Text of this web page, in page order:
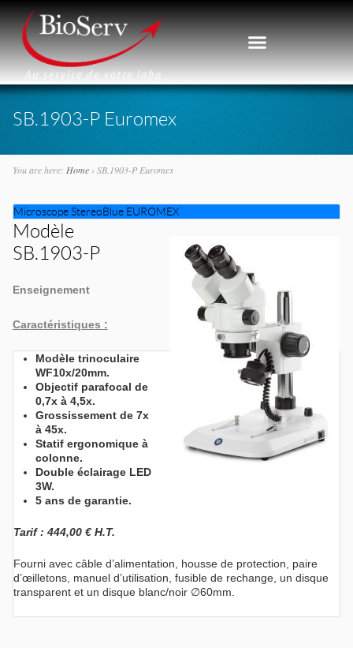
SB.1903-P Euromex
You are here: Home› SB.1903-P Euromex
Microscope StereoBlue EUROMEX
Modèle
SB.1903-P
Enseignement
Caractéristiques :
Modèle trinoculaire
WF10x/20mm.
Objectif parafocal de
0,7x à 4,5x.
Grossissement de 7x
à 45x.
Statif ergonomique à
colonne.
Double éclairage LED
3W.
5 ans de garantie.
Tarif : 444,00 € H.T.
Fourni avec câble d’alimentation, housse de protection, paire
d’œilletons, manuel d’utilisation, fusible de rechange, un disque
transparent et un disque blanc/noir ∅60mm.